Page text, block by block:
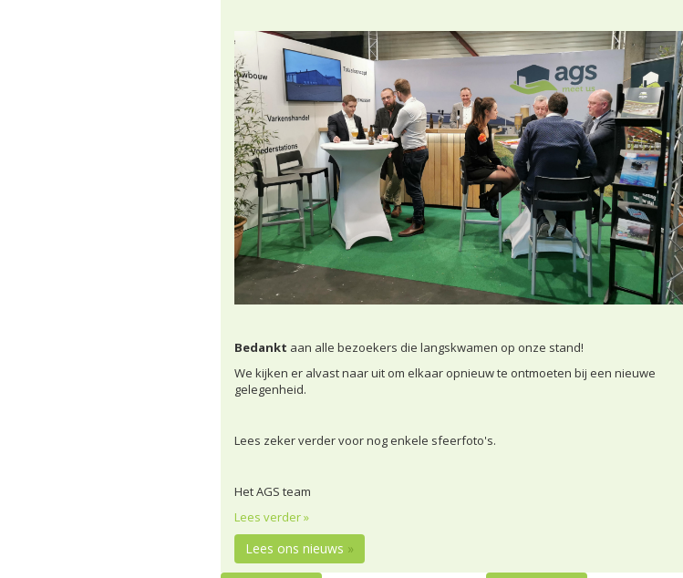
Bedankt aan alle bezoekers die langskwamen op onze stand!
We kijken er alvast naar uit om elkaar opnieuw te ontmoeten bij een nieuwe
gelegenheid.
Lees zeker verder voor nog enkele sfeerfoto's.
Het AGS team
Lees verder »
Lees ons nieuws »